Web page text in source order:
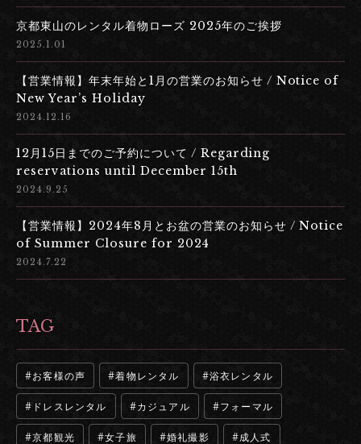
京都東山のレンタル着物ローズ 2025年のご挨拶
2025.1.01
【営業情報】年末年始と1月の営業のお知らせ / Notice of
New Year’s Holiday
2024.12.16
12月15日までのご予約について / Regarding
reservations until December 15th
2024.9.25
【営業情報】2024年8月とお盆の営業のお知らせ / Notice
of Summer Closure for 2024
2024.7.22
TAG
お客様の声 着物レンタル 浴衣レンタル
ドレスレンタル カジュアル フォーマル
京都観光 女子旅 婚礼撮影 成人式